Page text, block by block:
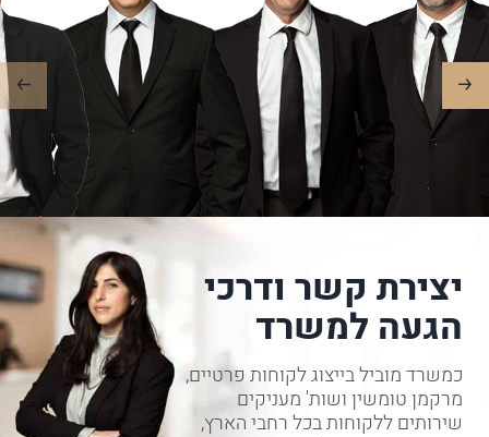
יצירת קשר ודרכי
הגעה למשרד
כמשרד מוביל בייצוג לקוחות פרטיים,
מרקמן טומשין ושות' מעניקים
שירותים ללקוחות בכל רחבי הארץ,